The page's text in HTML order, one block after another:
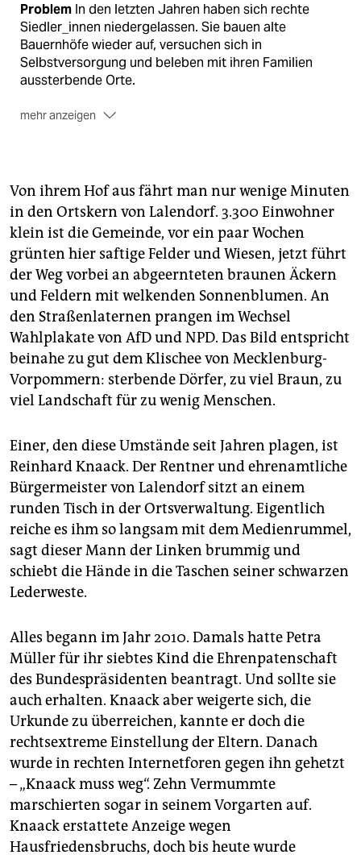
Problem In den letzten Jahren haben sich rechte
Siedler_innen niedergelassen. Sie bauen alte
Bauernhöfe wieder auf, versuchen sich in
Selbstversorgung und beleben mit ihren Familien
aussterbende Orte.
mehr anzeigen
(Amadeu Antonio Stiftung) im Güstrower Haus der
Kirche „Sibrand Siegert” bei „taz.meinland – taz on
tour für die offene Gesellschaft“ die Frage „Wie
gefährlich sind die völkischen Siedler_innen für ein
friedliches Zusammenleben?“ Moderation: taz-
Redakteur_innen Dinah Riese, Zoé Sona und Jan
Feddersen.
Von ihrem Hof aus fährt man nur wenige Minuten
in den Ortskern von Lalendorf. 3.300 Einwohner
klein ist die Gemeinde, vor ein paar Wochen
grünten hier saftige Felder und Wiesen, jetzt führt
der Weg vorbei an abgeernteten braunen Äckern
und Feldern mit welkenden Sonnenblumen. An
den Straßenlaternen prangen im Wechsel
Wahlplakate von AfD und NPD. Das Bild entspricht
beinahe zu gut dem Klischee von Mecklenburg-
Vorpommern: sterbende Dörfer, zu viel Braun, zu
viel Landschaft für zu wenig Menschen.
Einer, den diese Umstände seit Jahren plagen, ist
Reinhard Knaack. Der Rentner und ehrenamtliche
Bürgermeister von Lalendorf sitzt an einem
runden Tisch in der Ortsverwaltung. Eigentlich
reiche es ihm so langsam mit dem Medienrummel,
sagt dieser Mann der Linken brummig und
schiebt die Hände in die Taschen seiner schwarzen
Lederweste.
Alles begann im Jahr 2010. Damals hatte Petra
Müller für ihr siebtes Kind die Ehrenpatenschaft
des Bundespräsidenten beantragt. Und sollte sie
auch erhalten. Knaack aber weigerte sich, die
Urkunde zu überreichen, kannte er doch die
rechtsextreme Einstellung der Eltern. Danach
wurde in rechten Internetforen gegen ihn gehetzt
– „Knaack muss weg“. Zehn Vermummte
marschierten sogar in seinem Vorgarten auf.
Knaack erstattete Anzeige wegen
Hausfriedensbruchs, doch bis heute wurde